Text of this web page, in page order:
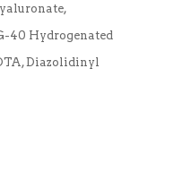
40 Hydrogenated
Diazolidinyl